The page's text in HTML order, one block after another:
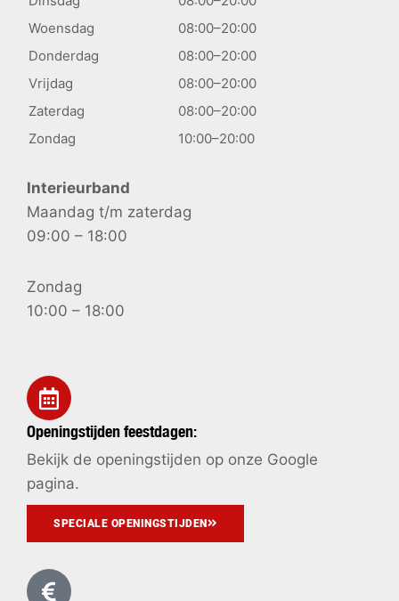
Woensdag
08:00–20:00
Donderdag
08:00–20:00
Vrijdag
08:00–20:00
Zaterdag
08:00–20:00
Zondag
10:00–20:00
Interieurband
Maandag t/m zaterdag
09:00 – 18:00
Zondag
10:00 – 18:00
Openingstijden feestdagen:
Bekijk de openingstijden op onze Google
pagina.
SPECIALE OPENINGSTIJDEN